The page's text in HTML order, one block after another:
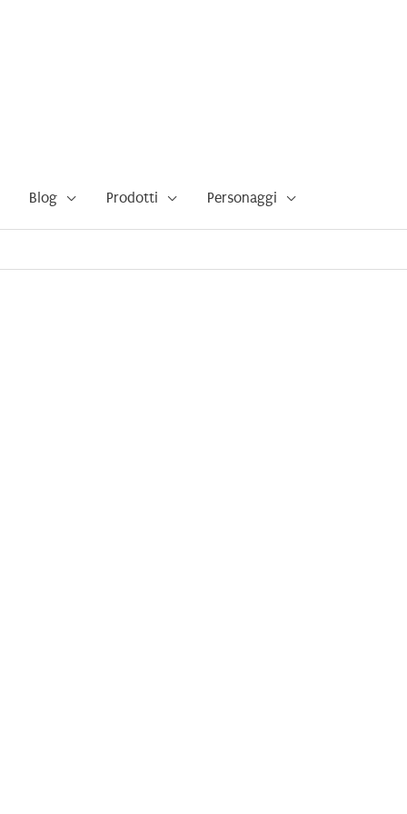
Blog Prodotti Personaggi